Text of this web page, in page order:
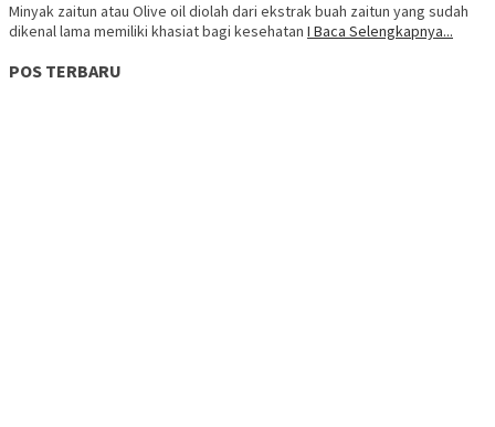
Minyak zaitun atau Olive oil diolah dari ekstrak buah zaitun yang sudah
dikenal lama memiliki khasiat bagi kesehatan I Baca Selengkapnya...
POS TERBARU